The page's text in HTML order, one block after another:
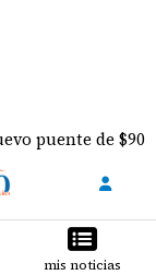
de $900 mil
mis noticias